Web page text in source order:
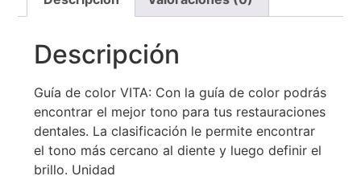
Descripción
Guía de color VITA: Con la guía de color podrás
encontrar el mejor tono para tus restauraciones
dentales. La clasificación le permite encontrar
el tono más cercano al diente y luego definir el
brillo. Unidad